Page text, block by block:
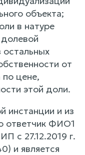
объекта;
в натуре
остальных
от
цене,
этой доли.
инстанции и из
ответчик ФИО1
с 27.12.2019 г.
и является